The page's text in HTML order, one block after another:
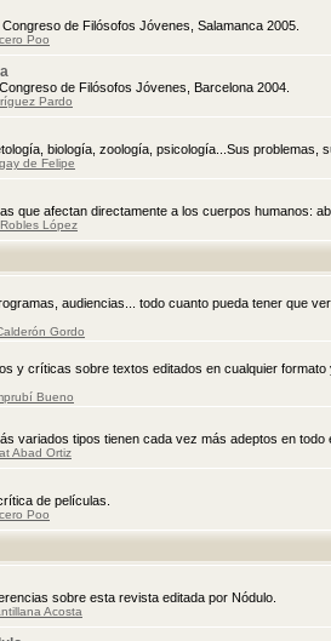
de Filósofos Jóvenes, Salamanca 2005.
Poo
de Filósofos Jóvenes, Barcelona 2004.
Pardo
biología, zoología, psicología...Sus problemas,
de Felipe
que afectan directamente a los cuerpos humanos:
López
audiencias... todo cuanto pueda tener que
Gordo
y críticas sobre textos editados en cualquier
Bueno
variados tipos tienen cada vez más adeptos en todo
Abad Ortiz
de películas.
Poo
sobre esta revista editada por Nódulo.
Acosta